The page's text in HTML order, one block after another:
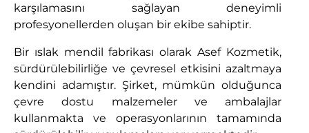
karşılamasını sağlayan deneyimli
profesyonellerden oluşan bir ekibe sahiptir.
Bir ıslak mendil fabrikası olarak Asef Kozmetik,
sürdürülebilirliğe ve çevresel etkisini azaltmaya
kendini adamıştır. Şirket, mümkün olduğunca
çevre dostu malzemeler ve ambalajlar
kullanmakta ve operasyonlarının tamamında